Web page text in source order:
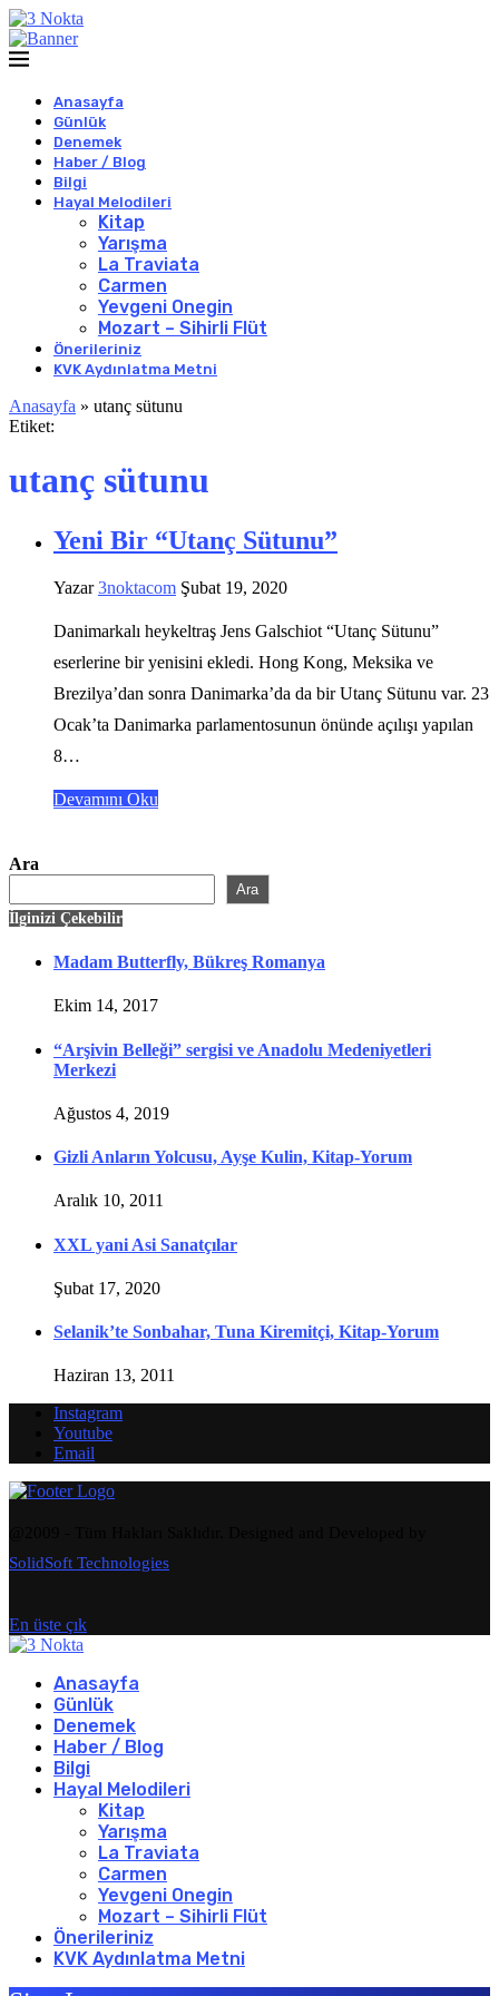
Anasayfa
Günlük
Denemek
Haber / Blog
Bilgi
Hayal Melodileri
Kitap
Yarışma
La Traviata
Carmen
Yevgeni Onegin
Mozart – Sihirli Flüt
Önerileriniz
KVK Aydınlatma Metni
Anasayfa » utanç sütunu
Etiket:
utanç sütunu
Yeni Bir “Utanç Sütunu”
Yazar3noktacom Şubat 19, 2020
Danimarkalı heykeltraş Jens Galschiot “Utanç Sütunu”
eserlerine bir yenisini ekledi. Hong Kong, Meksika ve
Brezilya’dan sonra Danimarka’da da bir Utanç Sütunu var. 23
Ocak’ta Danimarka parlamentosunun önünde açılışı yapılan
8…
Devamını Oku
Ara
Ara
İlginizi Çekebilir
Madam Butterfly, Bükreş Romanya
Ekim 14, 2017
“Arşivin Belleği” sergisi ve Anadolu Medeniyetleri
Merkezi
Ağustos 4, 2019
Gizli Anların Yolcusu, Ayşe Kulin, Kitap-Yorum
Aralık 10, 2011
XXL yani Asi Sanatçılar
Şubat 17, 2020
Selanik’te Sonbahar, Tuna Kiremitçi, Kitap-Yorum
Haziran 13, 2011
Instagram
Youtube
Email
SolidSoft Technologies
En üste çık
Anasayfa
Günlük
Denemek
Haber / Blog
Bilgi
Hayal Melodileri
Kitap
Yarışma
La Traviata
Carmen
Yevgeni Onegin
Mozart – Sihirli Flüt
Önerileriniz
KVK Aydınlatma Metni